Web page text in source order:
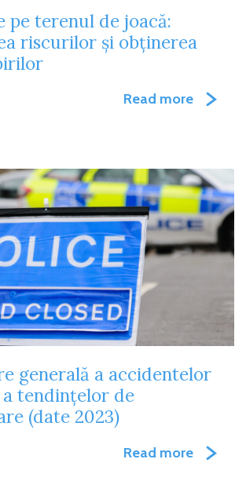
pe terenul de joacă:
riscurilor și obținerea
Read more
generală a accidentelor
tendințelor de
(date 2023)
Read more